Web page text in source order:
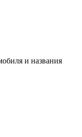
и названия